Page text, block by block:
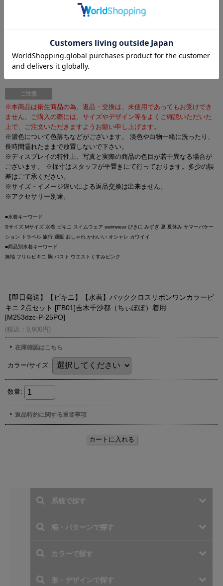
[品質] 表地：ポリエステル80%、ポリウレタン20% / 裏地： ポリエステ
吉木千沙都/身長158cm/Sサイズ着用
ご注意
※本商品は衛生商品の為、返品・交換は、未使用であってもお受けでき
ません。ご購入の際には、サイズやデザイン等をよくご確認いただいた
上で、ご注文いただきますようお願い申し上げます。
※濃色について色落ちなどがございます。 淡色や白物一緒に洗ったり、
長時間濡れたままで放置しないで下さい。
※ディスプレイの特性上、写真と実際の商品の色目が若干異なる場合が
ございます。 ※採寸はスタッフが平置きにて行っております。多少の誤
差はご了承ください。
※サイズ・イメージ違いによる返品交換は出来ません。
※アクセサリー別途。
■水着キーワード
Sサイズ Mサイズ 水着 ビキニ スイムウェア swimwear びきに みずぎ 夏 夏休み サマーバケー
ション トラベル 旅行 通販 おしゃれ かわいい オシャレ カワイイ
■商品別水着キーワード
無地 フリルビキニ 胸 バスト ウエストくすみピンク